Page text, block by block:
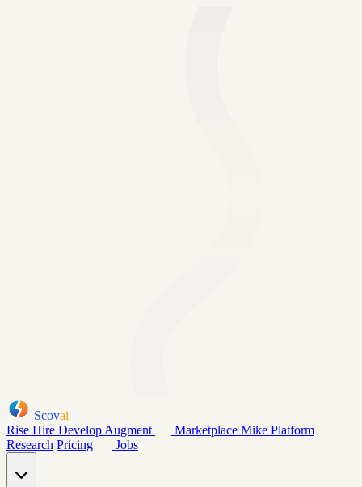
Scovai
Rise Hire Develop Augment Marketplace Mike Platform
Research Pricing Jobs